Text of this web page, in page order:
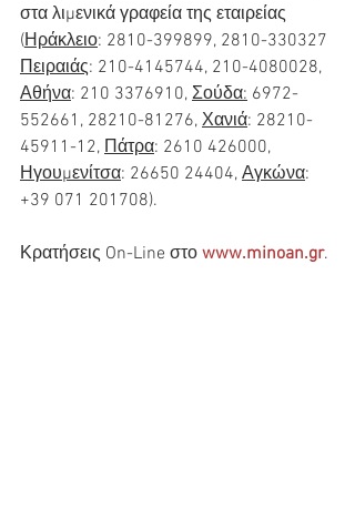
στα λιμενικά γραφεία της εταιρείας
(Ηράκλειο: 2810-399899, 2810-330327
Πειραιάς: 210-4145744, 210-4080028,
Αθήνα: 210 3376910, Σούδα: 6972-
552661, 28210-81276, Χανιά: 28210-
45911-12, Πάτρα: 2610 426000,
Ηγουμενίτσα: 26650 24404, Αγκώνα:
+39 071 201708).
Κρατήσεις On-Line στο www.minoan.gr.